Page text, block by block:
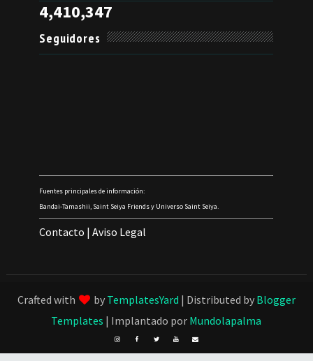
4,410,347
Seguidores
Fuentes principales de información:
Bandai-Tamashii, Saint Seiya Friends y Universo Saint Seiya.
Contacto |Aviso Legal
Crafted with by TemplatesYard | Distributed by Blogger
Templates | Implantado por Mundolapalma